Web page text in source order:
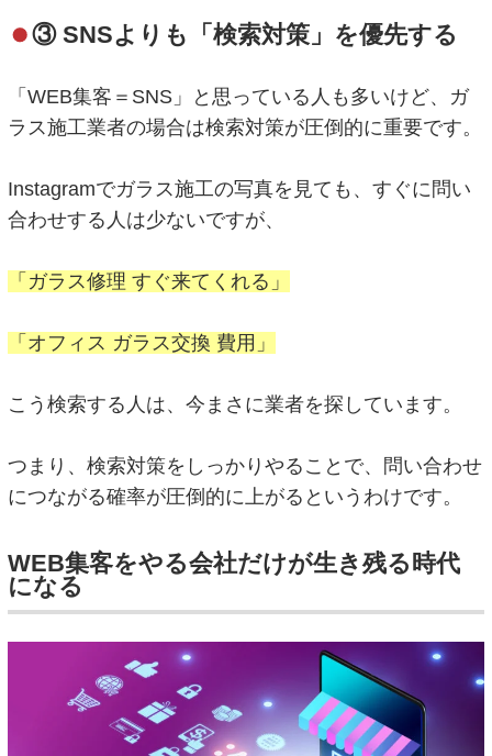
③ SNSよりも「検索対策」を優先する
「WEB集客＝SNS」と思っている人も多いけど、ガ
ラス施工業者の場合は検索対策が圧倒的に重要です。
Instagramでガラス施工の写真を見ても、すぐに問い
合わせする人は少ないですが、
「ガラス修理 すぐ来てくれる」
「オフィス ガラス交換 費用」
こう検索する人は、今まさに業者を探しています。
つまり、検索対策をしっかりやることで、問い合わせ
につながる確率が圧倒的に上がるというわけです。
WEB集客をやる会社だけが生き残る時代
になる